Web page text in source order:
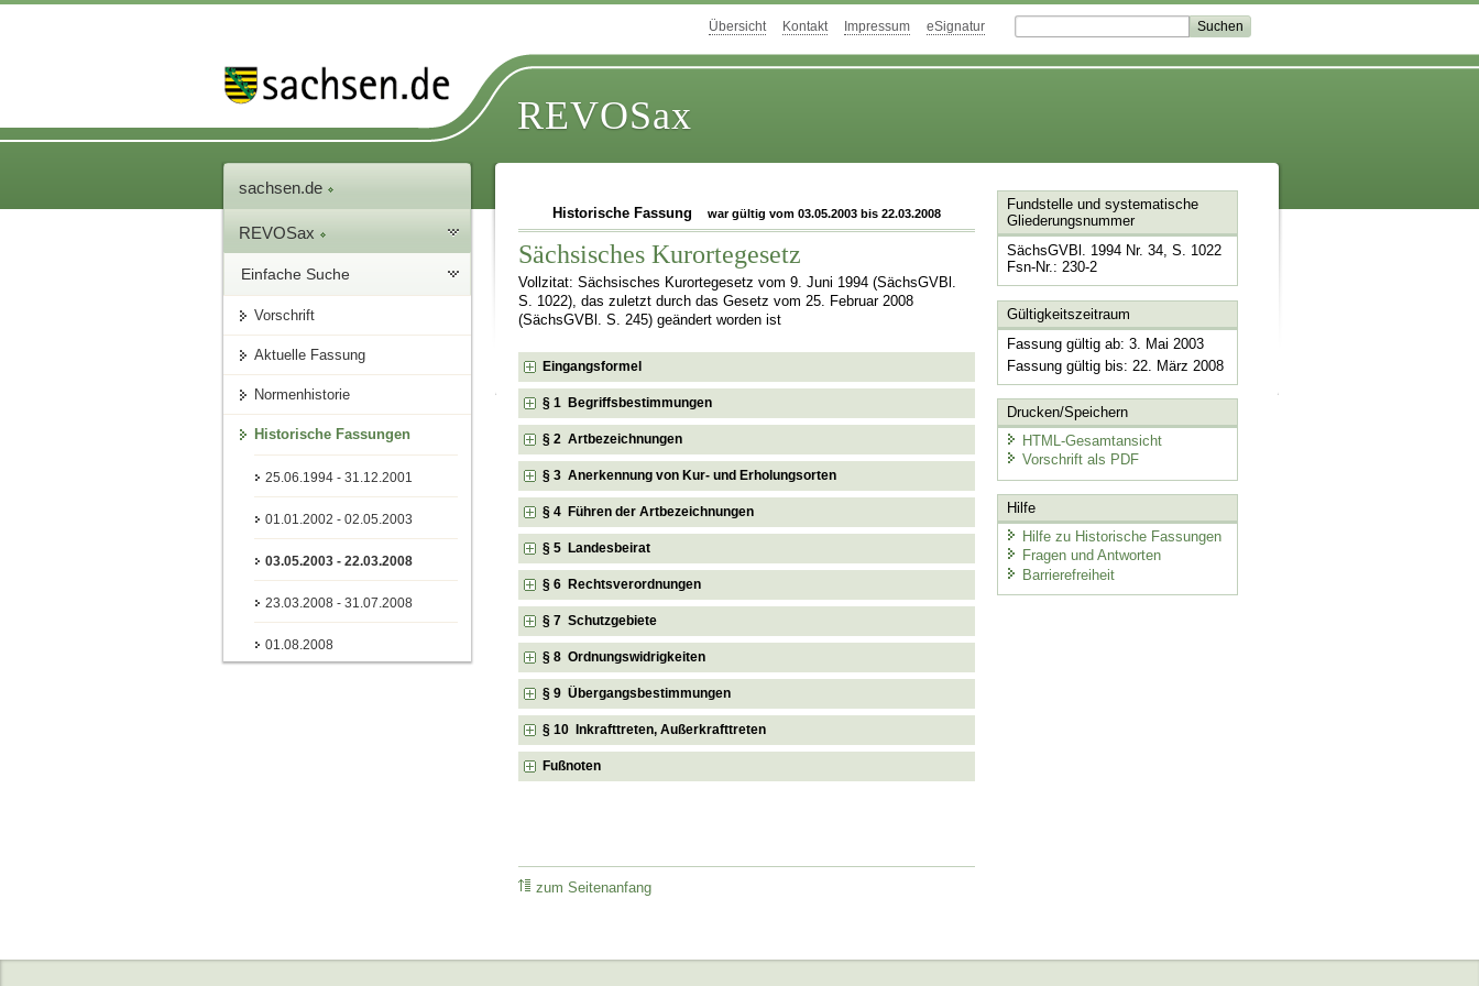
Übersicht Kontakt Impressum eSignatur
REVOSax
sachsen.de
REVOSax
Einfache Suche
Vorschrift
Aktuelle Fassung
Normenhistorie
Historische Fassungen
25.06.1994 - 31.12.2001
01.01.2002 - 02.05.2003
03.05.2003 - 22.03.2008
23.03.2008 - 31.07.2008
01.08.2008
Historische Fassung war gültig vom 03.05.2003 bis 22.03.2008
Sächsisches Kurortegesetz
Vollzitat: Sächsisches Kurortegesetz vom 9. Juni 1994 (SächsGVBl.
S. 1022), das zuletzt durch das Gesetz vom 25. Februar 2008
(SächsGVBl. S. 245) geändert worden ist
Eingangsformel
§ 1 Begriffsbestimmungen
§ 2 Artbezeichnungen
§ 3 Anerkennung von Kur- und Erholungsorten
§ 4 Führen der Artbezeichnungen
§ 5 Landesbeirat
§ 6 Rechtsverordnungen
§ 7 Schutzgebiete
§ 8 Ordnungswidrigkeiten
§ 9 Übergangsbestimmungen
§ 10 Inkrafttreten, Außerkrafttreten
Fußnoten
zum Seitenanfang
Fundstelle und systematische
Gliederungsnummer
SächsGVBl. 1994 Nr. 34, S. 1022
Fsn-Nr.: 230-2
Gültigkeitszeitraum
Fassung gültig ab: 3. Mai 2003
Fassung gültig bis: 22. März 2008
Drucken/Speichern
HTML-Gesamtansicht
Vorschrift als PDF
Hilfe
Hilfe zu Historische Fassungen
Fragen und Antworten
Barrierefreiheit